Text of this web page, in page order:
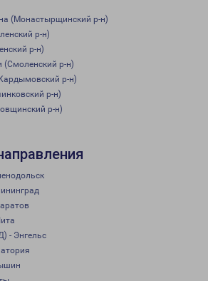
(Монастырщинский р-н)
р-н)
р-н)
(Смоленский р-н)
р-н)
р-н)
р-н)
- Энгельс